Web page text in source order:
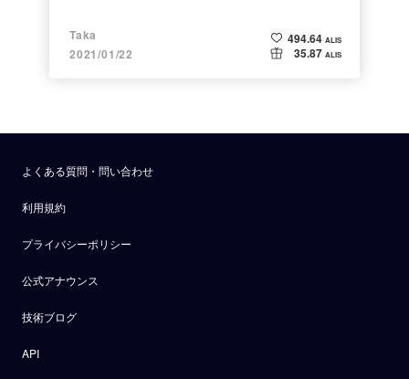
Taka
2021/01/22
494.64 ALIS
35.87 ALIS
よくある質問・問い合わせ
利用規約
プライバシーポリシー
公式アナウンス
技術ブログ
API